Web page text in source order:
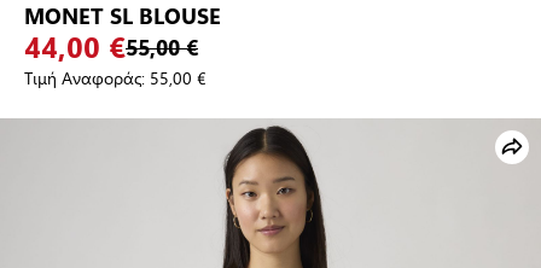
MONET SL BLOUSE
44,00 €55,00 €
Τιμή Αναφοράς: 55,00 €